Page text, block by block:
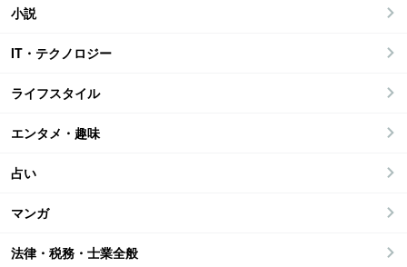
小説
IT・テクノロジー
ライフスタイル
エンタメ・趣味
占い
マンガ
法律・税務・士業全般